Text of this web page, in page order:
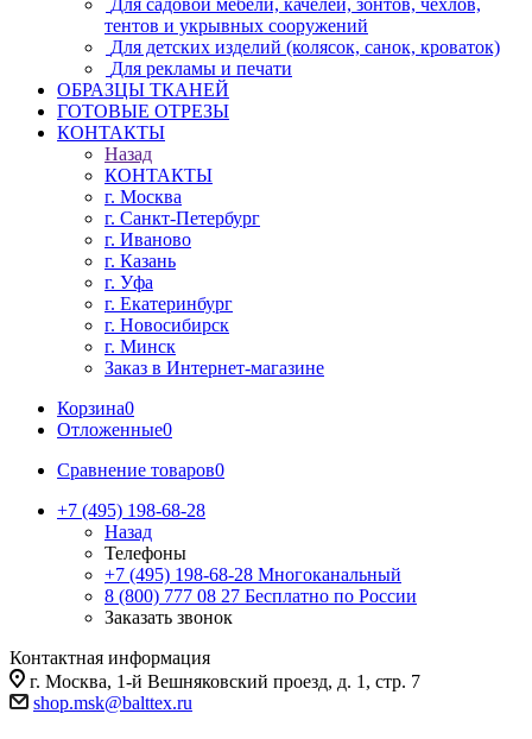
Для садовой мебели, качелей, зонтов, чехлов,
тентов и укрывных сооружений
Для детских изделий (колясок, санок, кроваток)
Для рекламы и печати
ОБРАЗЦЫ ТКАНЕЙ
ГОТОВЫЕ ОТРЕЗЫ
КОНТАКТЫ
Назад
КОНТАКТЫ
г. Москва
г. Санкт-Петербург
г. Иваново
г. Казань
г. Уфа
г. Екатеринбург
г. Новосибирск
г. Минск
Заказ в Интернет-магазине
Корзина0
Отложенные0
Сравнение товаров0
+7 (495) 198-68-28
Назад
Телефоны
+7 (495) 198-68-28 Многоканальный
8 (800) 777 08 27 Бесплатно по России
Заказать звонок
Контактная информация
г. Москва, 1-й Вешняковский проезд, д. 1, стр. 7
shop.msk@balttex.ru